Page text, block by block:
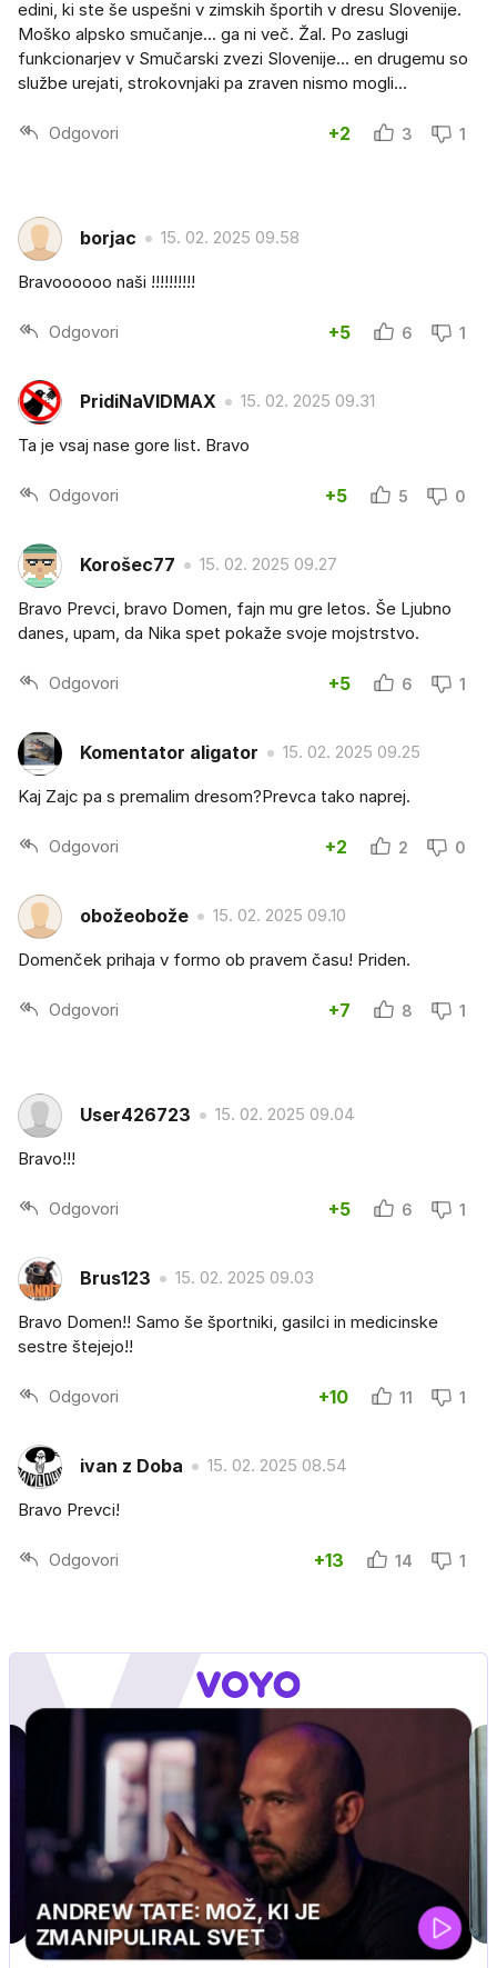
edini, ki ste še uspešni v zimskih športih v dresu Slovenije.
Moško alpsko smučanje... ga ni več. Žal. Po zaslugi
funkcionarjev v Smučarski zvezi Slovenije... en drugemu so
službe urejati, strokovnjaki pa zraven nismo mogli...
Odgovori +2 3 1
borjac 15. 02. 2025 09.58
Bravoooooo naši !!!!!!!!!!
Odgovori +5 6 1
PridiNaVIDMAX 15. 02. 2025 09.31
Ta je vsaj nase gore list. Bravo
Odgovori +5 5 0
Korošec77 15. 02. 2025 09.27
Bravo Prevci, bravo Domen, fajn mu gre letos. Še Ljubno
danes, upam, da Nika spet pokaže svoje mojstrstvo.
Odgovori +5 6 1
Komentator aligator 15. 02. 2025 09.25
Kaj Zajc pa s premalim dresom?Prevca tako naprej.
Odgovori +2 2 0
obožeobože 15. 02. 2025 09.10
Domenček prihaja v formo ob pravem času! Priden.
Odgovori +7 8 1
User426723 15. 02. 2025 09.04
Bravo!!!
Odgovori +5 6 1
Brus123 15. 02. 2025 09.03
Bravo Domen!! Samo še športniki, gasilci in medicinske
sestre štejejo!!
Odgovori +10 11 1
ivan z Doba 15. 02. 2025 08.54
Bravo Prevci!
Odgovori +13 14 1
MOJ PRIJATELJ PINGVIN